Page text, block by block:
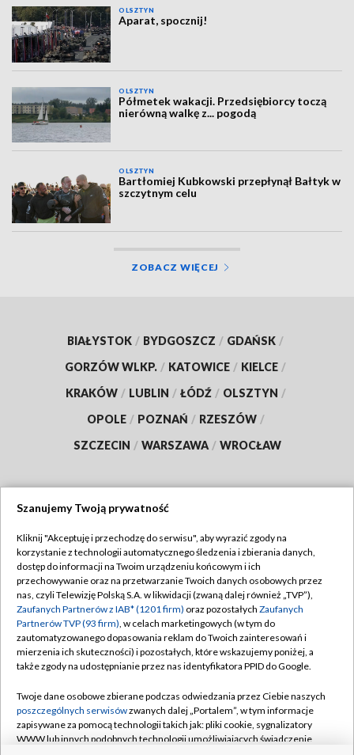
OLSZTYN
Aparat, spocznij!
OLSZTYN
Półmetek wakacji. Przedsiębiorcy toczą
nierówną walkę z... pogodą
OLSZTYN
Bartłomiej Kubkowski przepłynął Bałtyk w
szczytnym celu
ZOBACZ WIĘCEJ
BIAŁYSTOK / BYDGOSZCZ / GDAŃSK /
GORZÓW WLKP. / KATOWICE / KIELCE /
KRAKÓW / LUBLIN / ŁÓDŹ / OLSZTYN /
OPOLE / POZNAŃ / RZESZÓW /
SZCZECIN / WARSZAWA / WROCŁAW
TVP
Abonament TVP
Emisja w TVP
Centrum informacji TVP
Naziemna Telewizja Cyfrowa
Rada Programowa
System NOS
Regulamin TVP
Polityka prywatności
Moje zgody
Pomoc
Kontakt
Szanujemy Twoją prywatność
Kliknij "Akceptuję i przechodzę do serwisu", aby wyrazić zgody na
korzystanie z technologii automatycznego śledzenia i zbierania danych,
dostęp do informacji na Twoim urządzeniu końcowym i ich
przechowywanie oraz na przetwarzanie Twoich danych osobowych przez
nas, czyli Telewizję Polską S.A. w likwidacji (zwaną dalej również „TVP”),
Zaufanych Partnerów z IAB* (1201 firm) oraz pozostałych Zaufanych
Partnerów TVP (93 firm), w celach marketingowych (w tym do
zautomatyzowanego dopasowania reklam do Twoich zainteresowań i
mierzenia ich skuteczności) i pozostałych, które wskazujemy poniżej, a
także zgody na udostępnianie przez nas identyfikatora PPID do Google.
Twoje dane osobowe zbierane podczas odwiedzania przez Ciebie naszych
poszczególnych serwisówzwanych dalej „Portalem”, w tym informacje
zapisywane za pomocą technologii takich jak: pliki cookie, sygnalizatory
WWW lub innych podobnych technologii umożliwiających świadczenie